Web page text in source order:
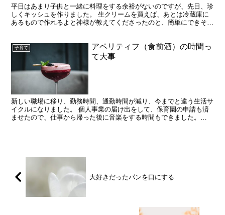
平日はあまり子供と一緒に料理をする余裕がないのですが、先日、珍
しくキッシュを作りました。 生クリームを買えば、あとは冷蔵庫に
あるもので作れるよと神様が教えてくださったのと、簡単にできそう
子育て
アペリティフ（食前酒）の時間っ
て大事
新しい職場に移り、勤務時間、通勤時間が減り、今までと違う生活サ
イクルになりました。 個人事業の届け出をして、保育園の申請も済
ませたので、仕事から帰った後に音楽をする時間もできました。
大好きだったパンを口にする